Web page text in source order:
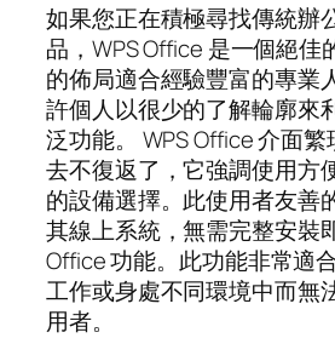
如果您正在積極尋找傳統辦
品，WPS Office 是一個絕佳
的佈局適合經驗豐富的專業
許個人以很少的了解輪廓來
泛功能。 WPS Office 介面
去不復返了，它強調使用方
的設備選擇。此使用者友善
其線上系統，無需完整安裝
Office 功能。此功能非常適
工作或身處不同環境中而無
用者。